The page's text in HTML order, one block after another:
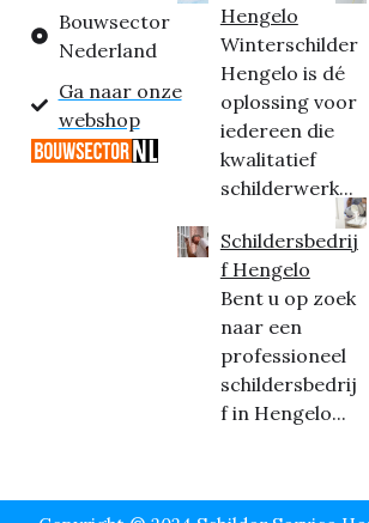
Bouwsector
Nederland
Ga naar onze
webshop
Hengelo
Winterschilder
Hengelo is dé
oplossing voor
iedereen die
kwalitatief
schilderwerk...
Schildersbedrij
f Hengelo
Bent u op zoek
naar een
professioneel
schildersbedrij
f in Hengelo...